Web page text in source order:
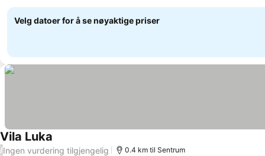
Velg datoer for å se nøyaktige priser
Vila Luka
/Ingen vurdering tilgjengelig 0.4 km til Sentrum